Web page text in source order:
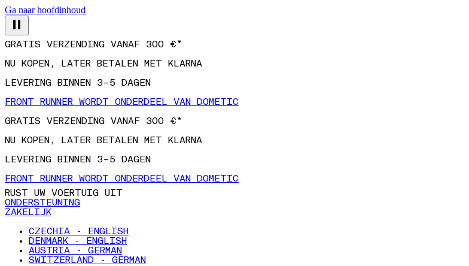
Ga naar hoofdinhoud
GRATIS VERZENDING VANAF 300 €*
NU KOPEN, LATER BETALEN MET KLARNA
LEVERING BINNEN 3–5 DAGEN
FRONT RUNNER WORDT ONDERDEEL VAN DOMETIC
GRATIS VERZENDING VANAF 300 €*
NU KOPEN, LATER BETALEN MET KLARNA
LEVERING BINNEN 3–5 DAGEN
FRONT RUNNER WORDT ONDERDEEL VAN DOMETIC
RUST UW VOERTUIG UIT
ONDERSTEUNING
ZAKELIJK
CZECHIA - ENGLISH
DENMARK - ENGLISH
AUSTRIA - GERMAN
SWITZERLAND - GERMAN